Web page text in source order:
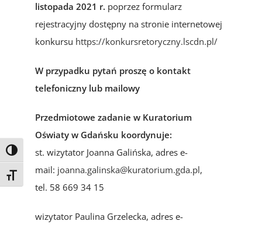
Toggle High Contrast
Toggle Font size
listopada 2021 r. poprzez formularz
rejestracyjny dostępny na stronie internetowej
konkursu https://konkursretoryczny.lscdn.pl/
W przypadku pytań proszę o kontakt
telefoniczny lub mailowy
Przedmiotowe zadanie w Kuratorium
Oświaty w Gdańsku koordynuje:
st. wizytator Joanna Galińska, adres e-
mail: joanna.galinska@kuratorium.gda.pl,
tel. 58 669 34 15
wizytator Paulina Grzelecka, adres e-